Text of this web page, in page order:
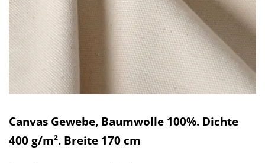
Canvas Gewebe, Baumwolle 100%. Dichte
400 g/m². Breite 170 cm